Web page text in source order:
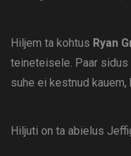
Hiljem ta kohtus Ryan
teineteisele. Paar sidus
suhe ei kestnud
Hiljuti on ta abielus